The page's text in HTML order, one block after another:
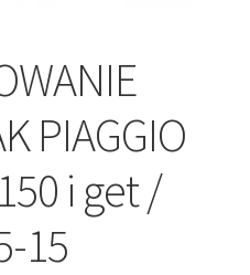
PIAGGIO
i get /
15